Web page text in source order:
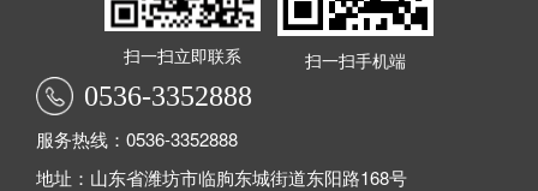
扫一扫立即联系 扫一扫手机端
0536-3352888
服务热线：0536-3352888
地址：山东省潍坊市临朐东城街道东阳路168号